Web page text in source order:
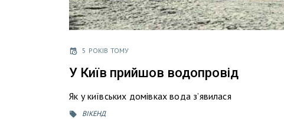
5 РОКІВ ТОМУ
У Київ прийшов водопровід
Як у київських домівках вода зʼявилася
ВІКЕНД